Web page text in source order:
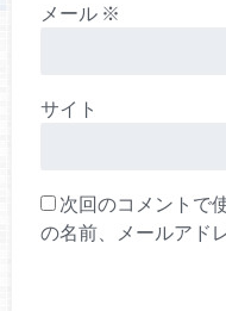
メール ※
サイト
次回のコメントで
の名前、メールアド